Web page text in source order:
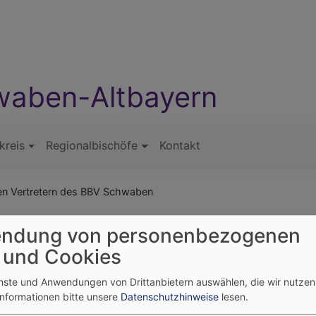
Altbayern
Regionalbischöfe Kontakt
Vertretern des BBV Schwaben
im Austausch mit den
von personenbezogenen
Cookies
und Anwendungen von Drittanbietern auswählen, die wir
bitte unsere Datenschutzhinweise lesen.